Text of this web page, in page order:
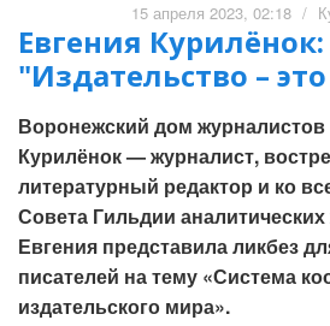
15 апреля 2023, 02:18 /
Евгения Курилёнок:
"Издательство –
Воронежский дом журналистов
Курилёнок — журналист,
литературный редактор и ко
Совета Гильдии
Евгения представила ликбез
писателей на тему «Система
издательского мира».